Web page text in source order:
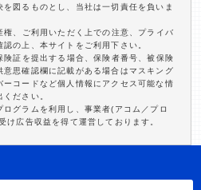
図るものとし、当社は一切責任を負いま
、ご利用いただく上での注意、プライバ
の上、本サイトをご利用下さい。
証を提出する場合、保険者番号、被保険
思確認欄に記載がある場合はマスキング
ーコードなど個人情報にアクセス可能な情
ださい。
グラムを利用し、事業者(アコム／プロ
け広告収益を得て運営しております。